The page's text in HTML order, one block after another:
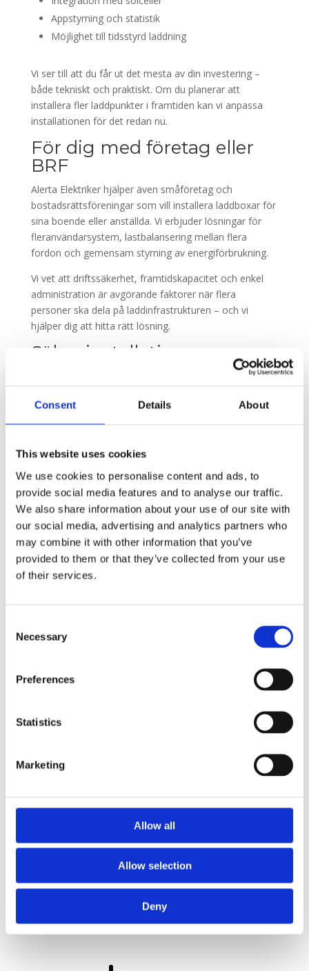
Consent Details About
This website uses cookies
We use cookies to personalise content and ads, to
provide social media features and to analyse our traffic.
We also share information about your use of our site with
our social media, advertising and analytics partners who
may combine it with other information that you’ve
provided to them or that they’ve collected from your use
of their services.
Selection
Necessary
Preferences
Statistics
Marketing
Allow all
Allow selection
Deny
Appstyrning och statistik
Möjlighet till tidsstyrd laddning
Vi ser till att du får ut det mesta av din investering –
både tekniskt och praktiskt. Om du planerar att
installera fler laddpunkter i framtiden kan vi anpassa
installationen för det redan nu.
För dig med företag eller
BRF
Alerta Elektriker hjälper även småföretag och
bostadsrättsföreningar som vill installera laddboxar för
sina boende eller anställda. Vi erbjuder lösningar för
fleranvändarsystem, lastbalansering mellan flera
fordon och gemensam styrning av energiförbrukning.
Vi vet att driftssäkerhet, framtidskapacitet och enkel
administration är avgörande faktorer när flera
personer ska dela på laddinfrastrukturen – och vi
hjälper dig att hitta rätt lösning.
Säker installation av
registrerat elföretag med behörighet för både
lågspänningsinstallationer och felsökning. Alla
vi använder enbart godkända material.
Efter avslutat arbete testas hela anläggningen och
dokumenteras enligt branschstandard – så att du som
kund har full koll på vad som är gjort och att det är
korrekt utfört.
Därför väljer kunder oss för
laddbox i Malmö
Vill ha snabb hjälp utan mellanhänder
Vill anlita någon som förklarar och inte bara
installatör
Vi ser varje uppdrag som ett partnerskap – där din elbil,
Kontakta oss för laddbox i
Är du redo att installera en laddbox i Malmö med
omnejd? Ring Alerta Elektriker direkt så pratar vi
igenom dina behov och bokar in ett hembesök. Vi
hjälper dig att ladda säkert, smart och framtidssäkert –
med full kontroll över både installation och resultat.